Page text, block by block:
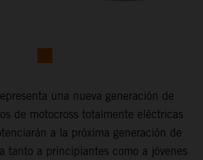
una nueva generación de
de motocross totalmente eléctricas
a la próxima generación de
tanto a principiantes como a jóvenes